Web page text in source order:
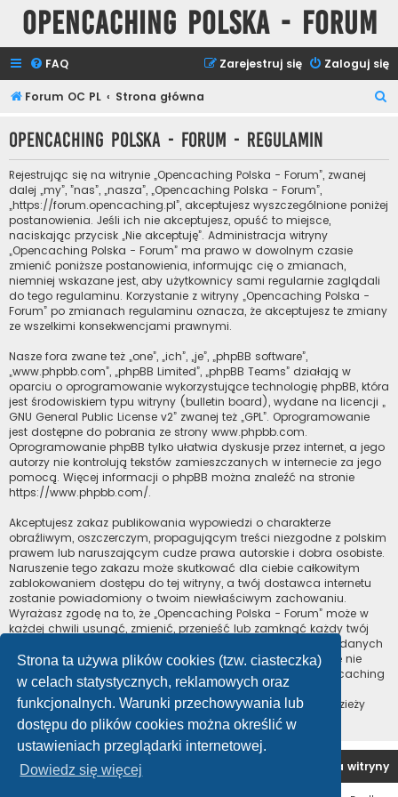
Strona ta używa plików cookies (tzw. ciasteczka)
w celach statystycznych, reklamowych oraz
funkcjonalnych. Warunki przechowywania lub
dostępu do plików cookies można określić w
ustawieniach przeglądarki internetowej.
Dowiedz się więcej
Opencaching Polska - Forum
FAQ Zaloguj się
Zarejestruj się
Forum OC PL Strona główna
k
Opencaching Polska - Forum - Regulamin
Rejestrując się na witrynie „Opencaching Polska - Forum”, zwanej
dalej „my”, ”nas”, „nasza”, „Opencaching Polska - Forum”,
„https://forum.opencaching.pl”, akceptujesz wyszczególnione poniżej
postanowienia. Jeśli ich nie akceptujesz, opuść to miejsce,
naciskając przycisk „Nie akceptuję”. Administracja witryny
„Opencaching Polska - Forum” ma prawo w dowolnym czasie
zmienić poniższe postanowienia, informując cię o zmianach,
niemniej wskazane jest, aby użytkownicy sami regularnie zaglądali
do tego regulaminu. Korzystanie z witryny „Opencaching Polska -
Forum” po zmianach regulaminu oznacza, że akceptujesz te zmiany
ze wszelkimi konsekwencjami prawnymi.
Nasze fora zwane też „one”, „ich”, „je”, „phpBB software”,
„www.phpbb.com”, „phpBB Limited”, „phpBB Teams” działają w
oparciu o oprogramowanie wykorzystujące technologię phpBB, która
jest środowiskiem typu witryny (bulletin board), wydane na licencji „
GNU General Public License v2” zwanej też „GPL”. Oprogramowanie
jest dostępne do pobrania ze strony www.phpbb.com.
Oprogramowanie phpBB tylko ułatwia dyskusje przez internet, a jego
autorzy nie kontrolują tekstów zamieszczanych w internecie za jego
pomocą. Więcej informacji o phpBB można znaleźć na stronie
https://www.phpbb.com/.
Akceptujesz zakaz publikowania wypowiedzi o charakterze
obraźliwym, oszczerczym, propagującym treści niezgodne z polskim
prawem lub naruszającym cudze prawa autorskie i dobra osobiste.
Naruszenie tego zakazu może skutkować dla ciebie całkowitym
zablokowaniem dostępu do tej witryny, a twój dostawca internetu
zostanie powiadomiony o twoim niewłaściwym zachowaniu.
Wyrażasz zgodę na to, że „Opencaching Polska - Forum” może w
każdej chwili usunąć, zmienić, przenieść lub zamknąć każdy twój
temat, post. Wyrażasz zgodę na zapisywanie wszystkich podanych
przez ciebie informacji w naszej bazie danych. Informacje te nie
będą przekazywane nikomu bez twojej zgody, ale ani „Opencaching
Polska - Forum”, ani phpBB nie ponosi odpowiedzialności za
włamania do witryny, podczas których może dojść do kradzieży
danych.
Forum OC PL Strona główna Usuń ciasteczka witryny